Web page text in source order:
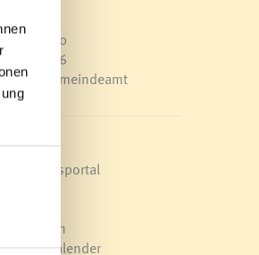
51534-0
51534-6
das Gemeindeamt